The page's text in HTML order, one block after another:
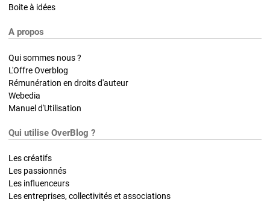
Boite à idées
A propos
Qui sommes nous ?
L'Offre Overblog
Rémunération en droits d'auteur
Webedia
Manuel d'Utilisation
Qui utilise OverBlog ?
Les créatifs
Les passionnés
Les influenceurs
Les entreprises, collectivités et associations